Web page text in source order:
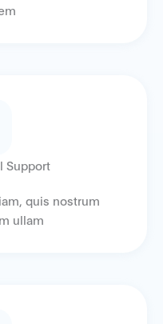
Support
quis nostrum
ullam